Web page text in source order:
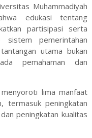
Muhammadiyah
edukasi tentang
partisipasi serta
sistem pemerintahan
utama bukan
pemahaman dan
lima manfaat
termasuk peningkatan
peningkatan kualitas